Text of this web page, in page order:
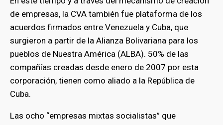
de empresas, la CVA también fue plataforma de los
acuerdos firmados entre Venezuela y Cuba, que
surgieron a partir de la Alianza Bolivariana para los
pueblos de Nuestra América (ALBA). 50% de las
compañías creadas desde enero de 2007 por esta
corporación, tienen como aliado a la República de
Cuba.
Las ocho “empresas mixtas socialistas” que